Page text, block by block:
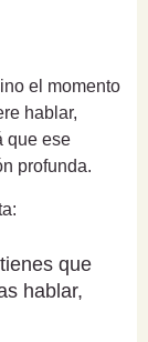
el momento
hablar,
que ese
profunda.
que
hablar,